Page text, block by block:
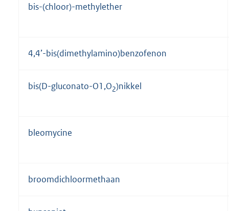
bis-(chloor)-methylether
4,4’-bis(dimethylamino)benzofenon
bis(D-gluconato-O1,O2)nikkel
bleomycine
broomdichloormethaan